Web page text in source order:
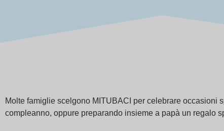
Molte famiglie scelgono MITUBACI per celebrare
compleanno, oppure preparando insieme a papà un regalo